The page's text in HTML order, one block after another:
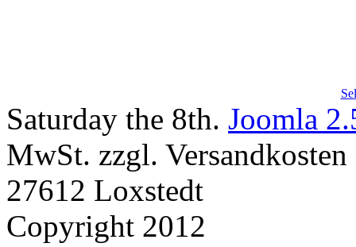
Saturday the 8th. Joomla
MwSt. zzgl.
27612 Loxstedt
Copyright 2012